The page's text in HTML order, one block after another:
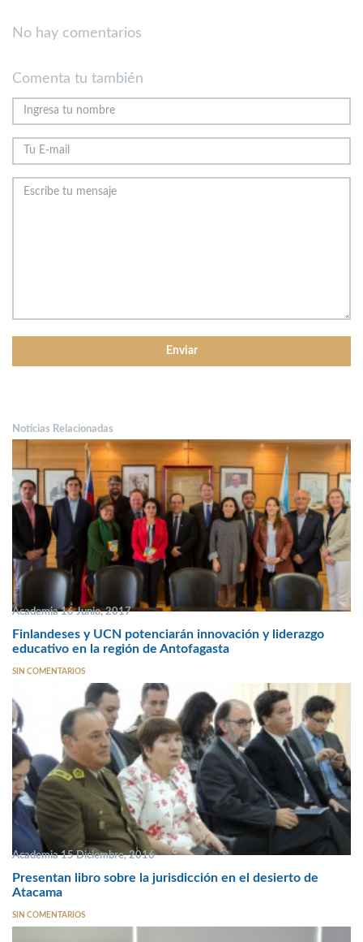
No hay comentarios
Comenta tu también
Noticias Relacionadas
Academia 16 Junio, 2017
Finlandeses y UCN potenciarán innovación y liderazgo
educativo en la región de Antofagasta
SIN COMENTARIOS
Academia 15 Diciembre, 2016
Presentan libro sobre la jurisdicción en el desierto de
Atacama
SIN COMENTARIOS